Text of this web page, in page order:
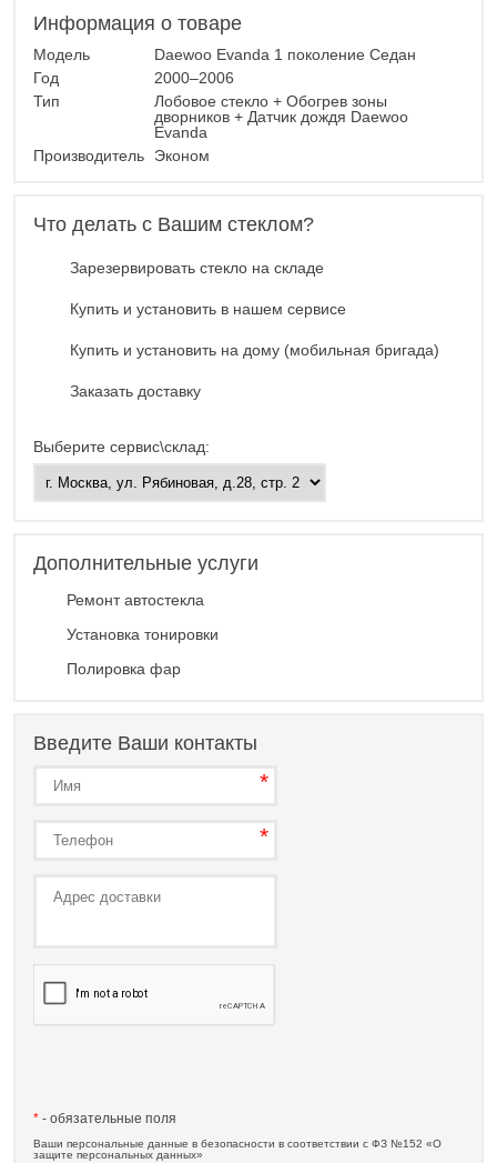
Информация о товаре
Модель
Daewoo Evanda 1 поколение Седан
Год
2000–2006
Тип
Лобовое стекло + Обогрев зоны
дворников + Датчик дождя Daewoo
Evanda
Производитель
Эконом
Что делать с Вашим стеклом?
Зарезервировать стекло на складе
Купить и установить в нашем сервисе
Купить и установить на дому (мобильная бригада)
Заказать доставку
Выберите сервис\склад:
Дополнительные услуги
Ремонт автостекла
Установка тонировки
Полировка фар
Введите Ваши контакты
* - обязательные поля
Ваши персональные данные в безопасности в соответствии с ФЗ №152 «О
защите персональных данных»